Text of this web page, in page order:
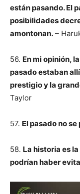
están pasando. El
posibilidades
amontonan. –
56. En mi opinión,
pasado estaban
prestigio y la
Taylor
57. El pasado no
58. La historia es
podrían haber